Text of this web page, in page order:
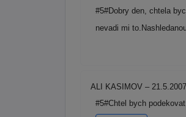
#5#Dobry den, chtela
nevadi mi
ALI KASIMOV –
#5#Chtel bych